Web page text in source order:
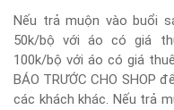
Nếu trả muộn vào buổi
50k/bộ với áo có giá
100k/bộ với áo có giá
BÁO TRƯỚC CHO SHOP
các khách khác. Nếu trả